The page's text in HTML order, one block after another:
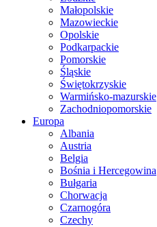
Małopolskie
Mazowieckie
Opolskie
Podkarpackie
Pomorskie
Śląskie
Świętokrzyskie
Warmińsko-mazurskie
Zachodniopomorskie
Europa
Albania
Austria
Belgia
Bośnia i Hercegowina
Bułgaria
Chorwacja
Czarnogóra
Czechy